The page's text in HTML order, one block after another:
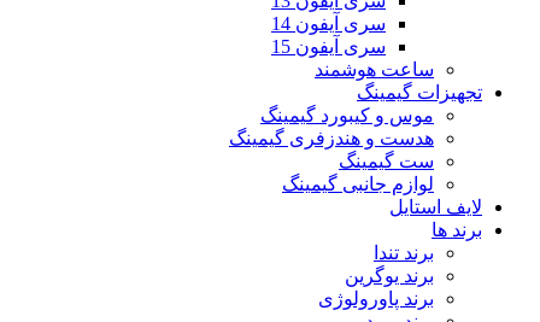
سری آیفون 14
سری آیفون 15
ساعت هوشمند
تجهیزات گیمینگ
موس و کیبورد گیمینگ
هدست و هندزفری گیمینگ
ست گیمینگ
لوازم جانبی گیمینگ
لایف استایل
برند ها
برند تندا
برند یوگرین
برند پاورولوژی